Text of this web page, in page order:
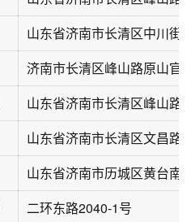
山东省济南市长清区中川街
济南市长清区峰山路原山官
山东省济南市长清区峰山路
山东省济南市长清区文昌路
山东省济南市历城区黄台南
二环东路2040-1号